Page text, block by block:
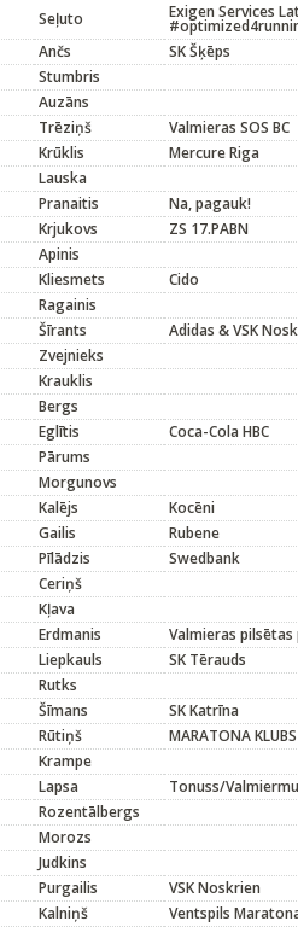
Seļuto Exigen Services
Ančs
SK Šķēps
Stumbris
Auzāns
Trēziņš
Valmieras SOS BC
Krūklis
Mercure Riga
Lauska
Pranaitis
Na, pagauk!
Krjukovs
ZS 17.PABN
Apinis
Kliesmets
Cido
Ragainis
Šīrants
Adidas & VSK
Zvejnieks
Krauklis
Bergs
Eglītis
Coca-Cola HBC
Pārums
Morgunovs
Kalējs
Kocēni
Gailis
Rubene
Pīlādzis
Swedbank
Ceriņš
Kļava
Erdmanis
Valmieras pilsētas
Liepkauls
SK Tērauds
Rutks
Šīmans
SK Katrīna
Rūtiņš
MARATONA KLUBS
Krampe
Lapsa
Tonuss/
Rozentālbergs
Morozs
Judkins
Purgailis
VSK Noskrien
Kalniņš
Ventspils